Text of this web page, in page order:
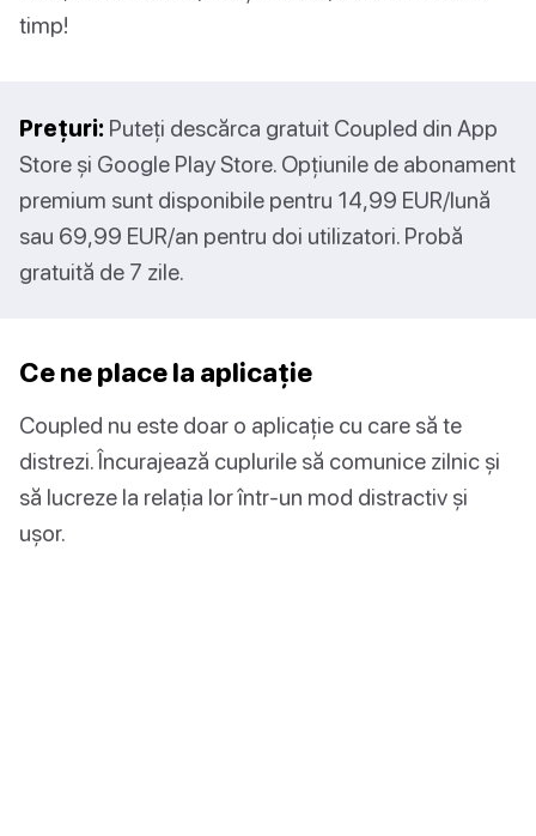
timp!
Prețuri: Puteți descărca gratuit Coupled din App
Store și Google Play Store. Opțiunile de abonament
premium sunt disponibile pentru 14,99 EUR/lună
sau 69,99 EUR/an pentru doi utilizatori. Probă
gratuită de 7 zile.
Ce ne place la aplicație
Coupled nu este doar o aplicație cu care să te
distrezi. Încurajează cuplurile să comunice zilnic și
să lucreze la relația lor într-un mod distractiv și
ușor.